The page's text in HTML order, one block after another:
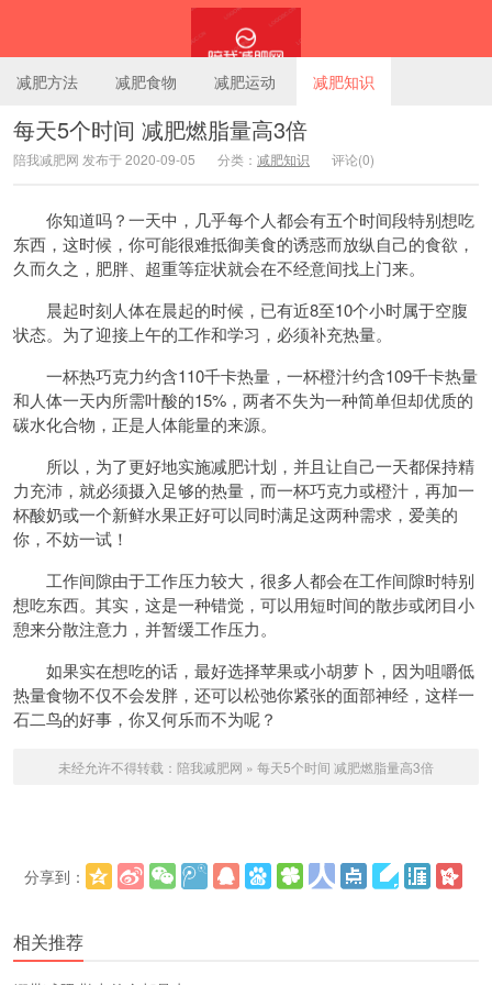
陪我减肥网
减肥方法 减肥食物 减肥运动 减肥知识
每天5个时间 减肥燃脂量高3倍
陪我减肥网 发布于 2020-09-05 分类： 减肥知识 评论(0)
你知道吗？一天中，几乎每个人都会有五个时间段特别想吃
东西，这时候，你可能很难抵御美食的诱惑而放纵自己的食欲，
久而久之，肥胖、超重等症状就会在不经意间找上门来。
晨起时刻人体在晨起的时候，已有近8至10个小时属于空腹
状态。为了迎接上午的工作和学习，必须补充热量。
一杯热巧克力约含110千卡热量，一杯橙汁约含109千卡热量
和人体一天内所需叶酸的15%，两者不失为一种简单但却优质的
碳水化合物，正是人体能量的来源。
所以，为了更好地实施减肥计划，并且让自己一天都保持精
力充沛，就必须摄入足够的热量，而一杯巧克力或橙汁，再加一
杯酸奶或一个新鲜水果正好可以同时满足这两种需求，爱美的
你，不妨一试！
工作间隙由于工作压力较大，很多人都会在工作间隙时特别
想吃东西。其实，这是一种错觉，可以用短时间的散步或闭目小
憩来分散注意力，并暂缓工作压力。
如果实在想吃的话，最好选择苹果或小胡萝卜，因为咀嚼低
热量食物不仅不会发胖，还可以松弛你紧张的面部神经，这样一
石二鸟的好事，你又何乐而不为呢？
未经允许不得转载： 陪我减肥网 » 每天5个时间 减肥燃脂量高3倍
分享到：
相关推荐